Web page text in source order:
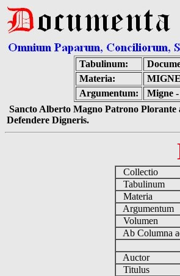
Tabulinum:
Materia:
Argumentum:
Migne
Sancto Alberto Magno Patrono
Defendere Digneris.
Collectio
Tabulinum
Materia
Argumentum
Volumen
Ab Columna
Auctor
Titulus